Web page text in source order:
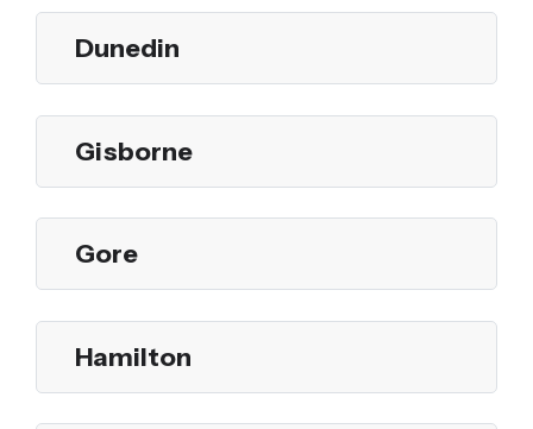
Dunedin
Gisborne
Gore
Hamilton